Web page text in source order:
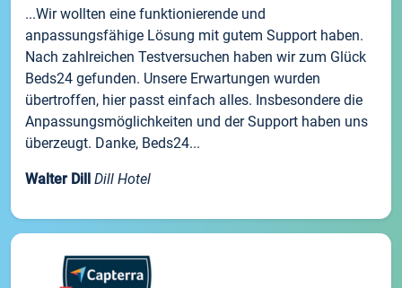
...Wir wollten eine funktionierende und
anpassungsfähige Lösung mit gutem Support haben.
Nach zahlreichen Testversuchen haben wir zum Glück
Beds24 gefunden. Unsere Erwartungen wurden
übertroffen, hier passt einfach alles. Insbesondere die
Anpassungsmöglichkeiten und der Support haben uns
überzeugt. Danke, Beds24...
Walter Dill Dill Hotel